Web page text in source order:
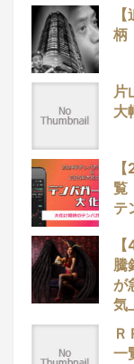
柄
片
大
覧
テ
騰
が
気
一